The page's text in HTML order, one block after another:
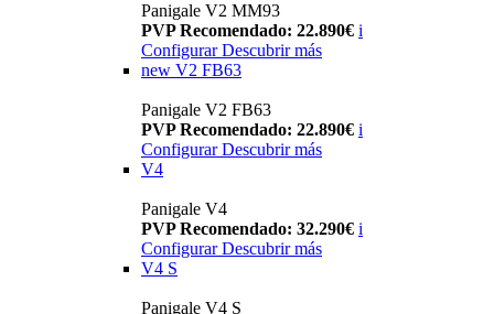
Panigale V2 MM93
PVP Recomendado: 22.890€ i
Configurar Descubrir más
new V2 FB63
Panigale V2 FB63
PVP Recomendado: 22.890€ i
Configurar Descubrir más
V4
Panigale V4
PVP Recomendado: 32.290€ i
Configurar Descubrir más
V4 S
Panigale V4 S